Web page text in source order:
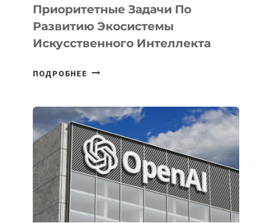
Приоритетные Задачи По
Развитию Экосистемы
Искусственного Интеллекта
ПОДРОБНЕЕ
ПРИОРИТЕТНЫЕ
ЗАДАЧИ
ПО
РАЗВИТИЮ
ЭКОСИСТЕМЫ
ИСКУССТВЕННОГО
ИНТЕЛЛЕКТА